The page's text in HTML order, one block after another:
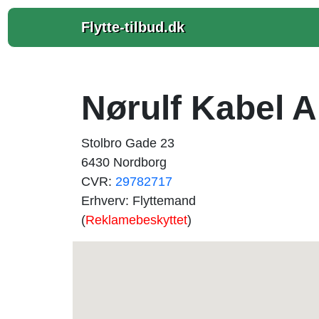
Flytte-tilbud.dk
Nørulf Kabel
Stolbro Gade 23
6430 Nordborg
CVR: 29782717
Erhverv: Flyttemand
(Reklamebeskyttet)